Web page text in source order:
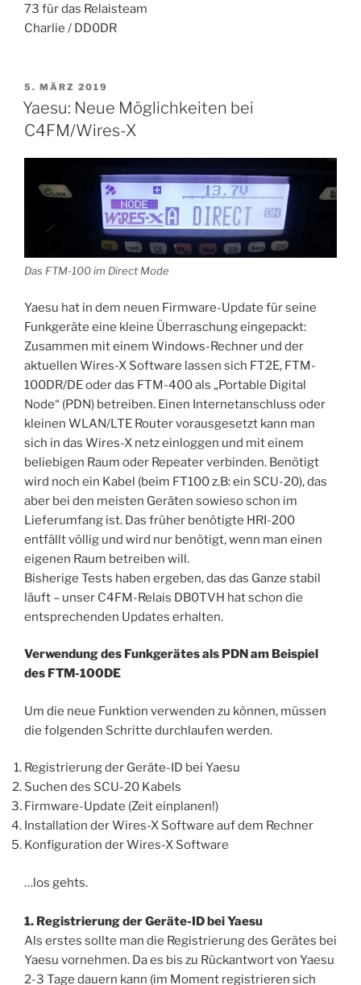
73 für das Relaisteam
Charlie / DD0DR
VERÖFFENTLICHT
AM
5. MÄRZ 2019
Yaesu: Neue Möglichkeiten bei
C4FM/Wires-X
Das FTM-100 im Direct Mode
Yaesu hat in dem neuen Firmware-Update für seine
Funkgeräte eine kleine Überraschung eingepackt:
Zusammen mit einem Windows-Rechner und der
aktuellen Wires-X Software lassen sich FT2E, FTM-
100DR/DE oder das FTM-400 als „Portable Digital
Node“ (PDN) betreiben. Einen Internetanschluss oder
kleinen WLAN/LTE Router vorausgesetzt kann man
sich in das Wires-X netz einloggen und mit einem
beliebigen Raum oder Repeater verbinden. Benötigt
wird noch ein Kabel (beim FT100 z.B: ein SCU-20), das
aber bei den meisten Geräten sowieso schon im
Lieferumfang ist. Das früher benötigte HRI-200
entfällt völlig und wird nur benötigt, wenn man einen
eigenen Raum betreiben will.
Bisherige Tests haben ergeben, das das Ganze stabil
läuft – unser C4FM-Relais DB0TVH hat schon die
entsprechenden Updates erhalten.
Verwendung des Funkgerätes als PDN am Beispiel
des FTM-100DE
Um die neue Funktion verwenden zu können, müssen
die folgenden Schritte durchlaufen werden.
Registrierung der Geräte-ID bei Yaesu
Suchen des SCU-20 Kabels
Firmware-Update (Zeit einplanen!)
Installation der Wires-X Software auf dem Rechner
Konfiguration der Wires-X Software
…los gehts.
1. Registrierung der Geräte-ID bei Yaesu
Als erstes sollte man die Registrierung des Gerätes bei
Yaesu vornehmen. Da es bis zu Rückantwort von Yaesu
2-3 Tage dauern kann (im Moment registrieren sich